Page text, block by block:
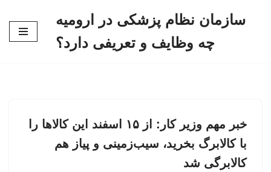
سازمان نظام پزشکی در ارومیه
چه وظایف و تعریفی دارد؟
خبر مهم وزیر کار: از ۱۵ اسفند این کالاها را
با کالابرگ بخرید، سیب‌زمینی و پیاز هم
کالابرگی شد